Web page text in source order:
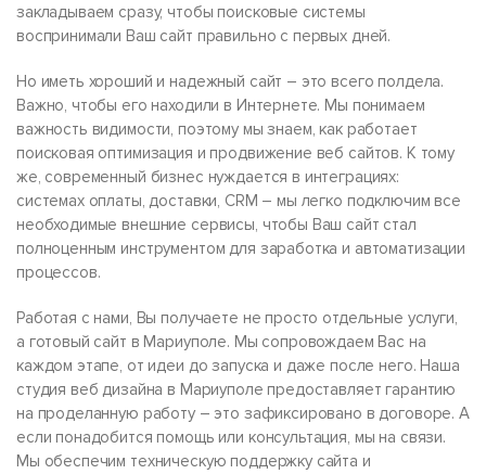
закладываем сразу, чтобы поисковые системы
воспринимали Ваш сайт правильно с первых дней.
Но иметь хороший и надежный сайт – это всего полдела.
Важно, чтобы его находили в Интернете. Мы понимаем
важность видимости, поэтому мы знаем, как работает
поисковая оптимизация и продвижение веб сайтов. К тому
же, современный бизнес нуждается в интеграциях:
системах оплаты, доставки, CRM – мы легко подключим все
необходимые внешние сервисы, чтобы Ваш сайт стал
полноценным инструментом для заработка и автоматизации
процессов.
Работая с нами, Вы получаете не просто отдельные услуги,
а готовый сайт в Мариуполе. Мы сопровождаем Вас на
каждом этапе, от идеи до запуска и даже после него. Наша
студия веб дизайна в Мариуполе предоставляет гарантию
на проделанную работу – это зафиксировано в договоре. А
если понадобится помощь или консультация, мы на связи.
Мы обеспечим техническую поддержку сайта и